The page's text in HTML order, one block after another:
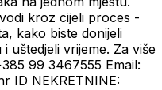
kroz cijeli proces -
kako biste donijeli
uštedjeli vrijeme. Za više
99 3467555 Email:
ID NEKRETNINE: